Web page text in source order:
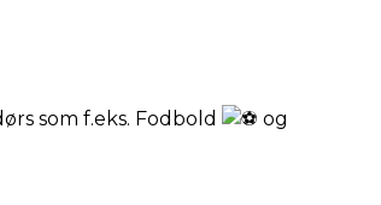
som f.eks. Fodbold
og